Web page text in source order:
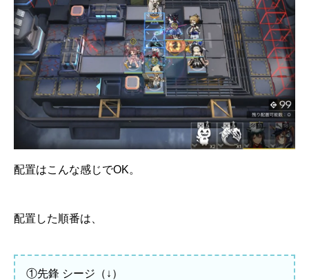
配置はこんな感じでOK。
配置した順番は、
①先鋒 シージ（↓）